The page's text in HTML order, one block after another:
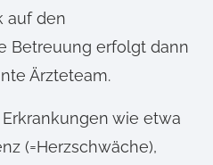
auf den
Betreuung erfolgt dann
Ärzteteam.
wie etwa
(=Herzschwäche),